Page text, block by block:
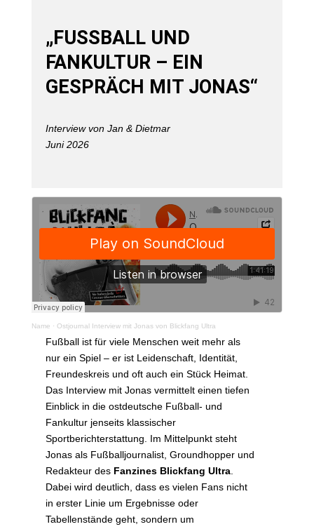
„FUSSBALL UND F
ANKULTUR – EIN G
ESPRÄCH MIT JONAS“
Interview von Jan & Dietmar
Juni 2026
Name · Ostjournal Interview mit Jonas von Blickfang Ultra
Fußball ist für viele Menschen weit mehr als
nur ein Spiel – er ist Leidenschaft, Identität,
Freundeskreis und oft auch ein Stück Heimat.
Das Interview mit Jonas vermittelt einen tiefen
Einblick in die ostdeutsche Fußball- und
Fankultur jenseits klassischer
Sportberichterstattung. Im Mittelpunkt steht
Jonas als Fußballjournalist, Groundhopper und
Redakteur des Fanzines Blickfang Ultra.
Dabei wird deutlich, dass es vielen Fans nicht
in erster Linie um Ergebnisse oder
Tabellenstände geht, sondern um